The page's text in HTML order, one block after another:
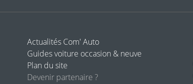
Actualités Com' Auto
Guides voiture occasion & neuve
Plan du site
Devenir partenaire ?